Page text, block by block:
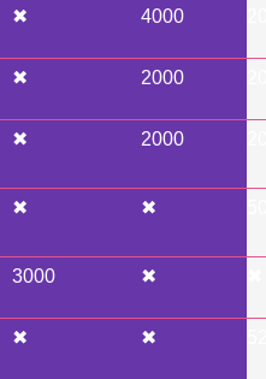
✖ 4000
✖ 2000
✖ 2000
✖ ✖
3000 ✖
✖ ✖